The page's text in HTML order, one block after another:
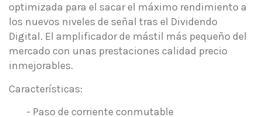
optimizada para el sacar el máximo rendimiento a
los nuevos niveles de señal tras el Dividendo
Digital. El amplificador de mástil más pequeño del
mercado con unas prestaciones calidad precio
inmejorables.
Características:
- Paso de corriente conmutable